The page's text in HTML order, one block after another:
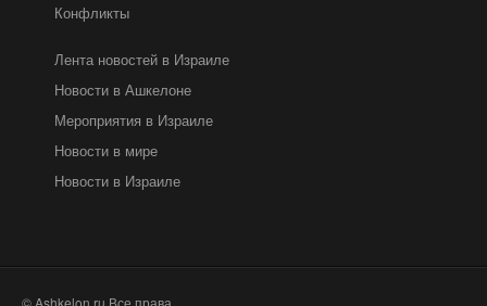
Конфликты
Лента новостей в Израиле
Новости в Ашкелоне
Мероприятия в Израиле
Новости в мире
Новости в Израиле
© Ashkelon.ru Все права